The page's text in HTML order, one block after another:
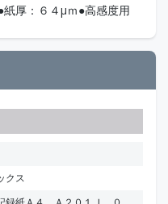
厚：６４μｍ●高感度用
クス